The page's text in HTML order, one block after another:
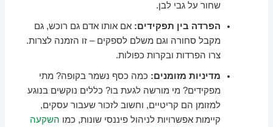
שחור על גבי לבן.
הפרדה בין תפקידים: אם אותו אדם גם רוכש, גם
מקבל סחורה וגם משלם לספקים – זו הזמנה לצרות.
צרו הפרדות ובקרות כפולות.
מדיניות מזומנים: כמה כסף נשמר בקופה? מתי
מפקידים? מי מורשה לגעת בו? כללים נוקשים בנוגע
למזומן הם קריטיים, וחשוב לזכור שעבור עסקים,
קיימות אפשרויות לניהול פיננסי שונות, כמו השקעה